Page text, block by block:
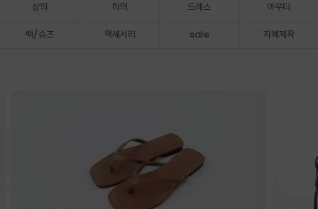
상의 하의 드레스 아우터
백/슈즈 액세서리 sale 자체제작